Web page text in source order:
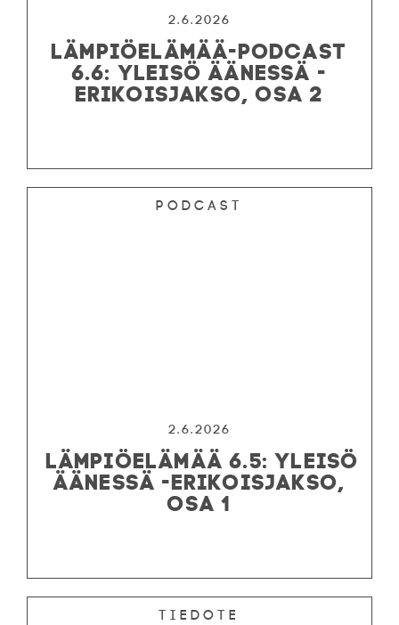
2.6.2026
LÄMPIÖELÄMÄÄ-PODCAST
6.6: YLEISÖ ÄÄNESSÄ -
ERIKOISJAKSO, OSA 2
Podcast
2.6.2026
LÄMPIÖELÄMÄÄ 6.5: YLEISÖ
ÄÄNESSÄ -ERIKOISJAKSO,
OSA 1
Tiedote